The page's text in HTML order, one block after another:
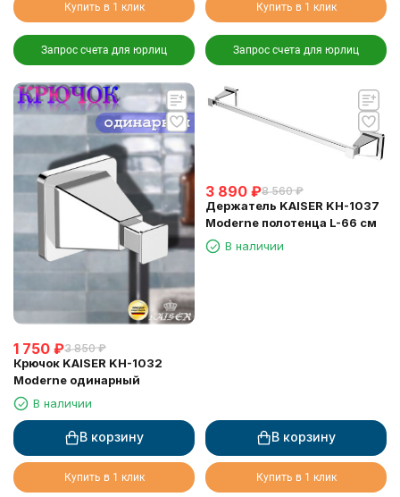
Купить в 1 клик
Запрос счета для юрлиц
Купить в 1 клик
Запрос счета для юрлиц
1 750 ₽3 850 ₽
Крючок KAISER KH-1032
Moderne одинарный
В наличии
В корзину
Купить в 1 клик
3 890 ₽8 560 ₽
Держатель KAISER KH-1037
Moderne полотенца L-66 см
В наличии
В корзину
Купить в 1 клик